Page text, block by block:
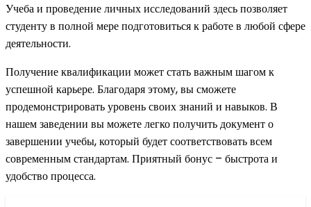
Учеба и проведение личных исследований здесь позволяет
студенту в полной мере подготовиться к работе в любой сфере
деятельности.
Получение квалификации может стать важным шагом к
успешной карьере. Благодаря этому, вы сможете
продемонстрировать уровень своих знаний и навыков. В
нашем заведении вы можете легко получить документ о
завершении учебы, который будет соответствовать всем
современным стандартам. Приятный бонус – быстрота и
удобство процесса.